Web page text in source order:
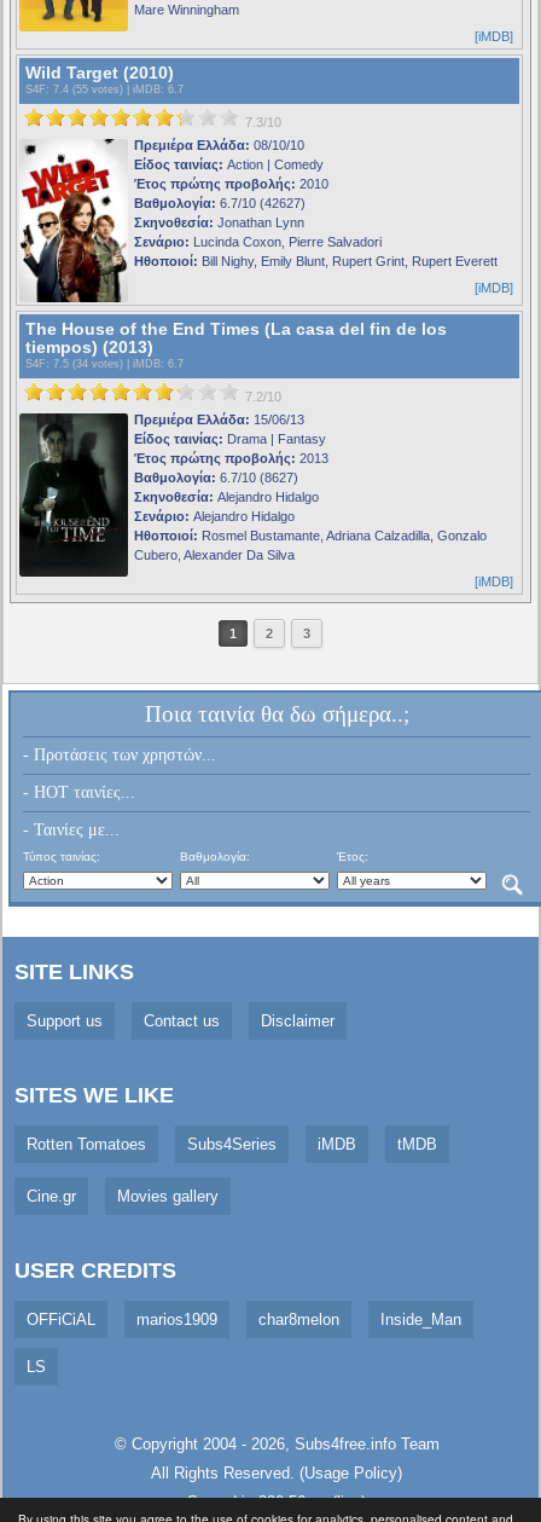
Mare Winningham
[iMDB]
Wild Target (2010)
S4F : 7.4 (55 votes) | iMDB: 6.7
7.3/10
Πρεμιέρα Ελλάδα: 08/10/10
Είδος ταινίας: Action | Comedy
Έτος πρώτης προβολής: 2010
Βαθμολογία: 6.7/10 (42627)
Σκηνοθεσία: Jonathan Lynn
Σενάριο: Lucinda Coxon, Pierre Salvadori
Ηθοποιοί: Bill Nighy, Emily Blunt, Rupert Grint, Rupert Everett
[iMDB]
The House of the End Times (La casa del fin de los
tiempos) (2013)
S4F : 7.5 (34 votes) | iMDB: 6.7
7.2/10
Πρεμιέρα Ελλάδα: 15/06/13
Είδος ταινίας: Drama | Fantasy
Έτος πρώτης προβολής: 2013
Βαθμολογία: 6.7/10 (8627)
Σκηνοθεσία: Alejandro Hidalgo
Σενάριο: Alejandro Hidalgo
Ηθοποιοί: Rosmel Bustamante, Adriana Calzadilla, Gonzalo
Cubero, Alexander Da Silva
[iMDB]
1 2 3
Ποια ταινία θα δω σήμερα..;
- Προτάσεις των χρηστών...
- HOT ταινίες...
- Ταινίες με...
Τύπος ταινίας: Βαθμολογία: Έτος:
SITE LINKS
Support us Contact us Disclaimer
SITES WE LIKE
Rotten Tomatoes Subs4Series iMDB tMDB
Cine.gr Movies gallery
USER CREDITS
OFFiCiAL marios1909 char8melon Inside_Man
LS
© Copyright 2004 - 2026, Subs4free.infoTeam
All Rights Reserved. (Usage Policy)
Served in 320.56ms (live)